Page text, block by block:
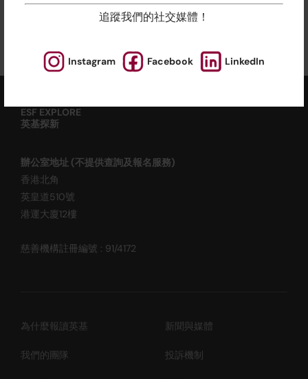
追蹤我們的社交媒體！
Instagram Facebook LinkedIn
ESF EXPLORE
英基探新
辦公室地址 (不提供查詢及報名服務)
香港北角
英皇道510號
港運大廈12樓
慈善機構註冊編號 : 91/4172
為什麼報讀英基 新聞與媒體
我們的團隊 投訴機制